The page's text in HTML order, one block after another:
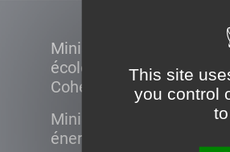
This site
you control
Ministère de la
écologique et de la
Cohésion des territoires
Ministère de la Transition
énergétique